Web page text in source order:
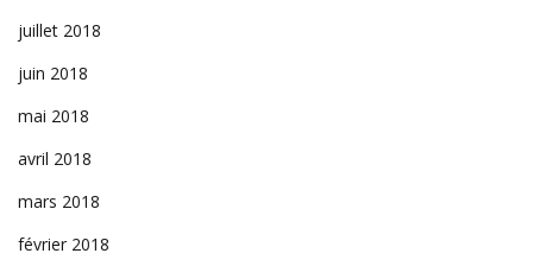
juillet 2018
juin 2018
mai 2018
avril 2018
mars 2018
février 2018